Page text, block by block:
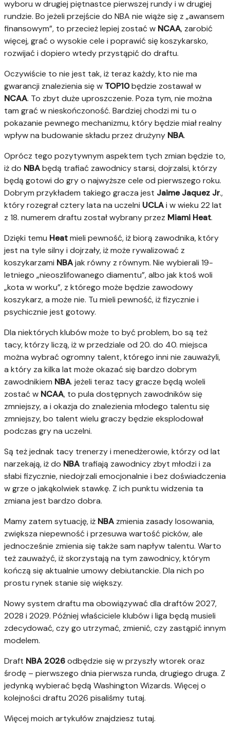
wyboru w drugiej piętnastce pierwszej rundy i w drugiej
rundzie. Bo jeżeli przejście do NBA nie wiąże się z „awansem
finansowym”, to przecież lepiej zostać w NCAA, zarobić
więcej, grać o wysokie cele i poprawić się koszykarsko,
rozwijać i dopiero wtedy przystąpić do draftu.
Oczywiście to nie jest tak, iż teraz każdy, kto nie ma
gwarancji znalezienia się w TOP10będzie zostawał w
NCAA. To zbyt duże uproszczenie. Poza tym, nie można
tam grać w nieskończoność. Bardziej chodzi mi tu o
pokazanie pewnego mechanizmu, który będzie miał realny
wpływ na budowanie składu przez drużyny NBA.
Oprócz tego pozytywnym aspektem tych zmian będzie to,
iż do NBAbędą trafiać zawodnicy starsi, dojrzalsi, którzy
będą gotowi do gry o najwyższe cele od pierwszego roku.
Dobrym przykładem takiego gracza jest Jaime Jaquez Jr.,
który rozegrał cztery lata na uczelni UCLAi w wieku 22 lat
z 18. numerem draftu został wybrany przez Miami Heat.
Dzięki temu Heatmieli pewność, iż biorą zawodnika, który
jest na tyle silny i dojrzały, iż może rywalizować z
koszykarzami NBAjak równy z równym. Nie wybierali 19-
letniego „nieoszlifowanego diamentu”, albo jak ktoś woli
„kota w worku”, z którego może będzie zawodowy
koszykarz, a może nie. Tu mieli pewność, iż fizycznie i
psychicznie jest gotowy.
Dla niektórych klubów może to być problem, bo są też
tacy, którzy liczą, iż w przedziale od 20. do 40. miejsca
można wybrać ogromny talent, którego inni nie zauważyli,
a który za kilka lat może okazać się bardzo dobrym
zawodnikiem NBA. jeżeli teraz tacy gracze będą woleli
zostać w NCAA, to pula dostępnych zawodników się
zmniejszy, a i okazja do znalezienia młodego talentu się
zmniejszy, bo talent wielu graczy będzie eksplodował
podczas gry na uczelni.
Są też jednak tacy trenerzy i menedżerowie, którzy od lat
narzekają, iż do NBA trafiają zawodnicy zbyt młodzi i za
słabi fizycznie, niedojrzali emocjonalnie i bez doświadczenia
w grze o jakąkolwiek stawkę. Z ich punktu widzenia ta
zmiana jest bardzo dobra.
Mamy zatem sytuację, iż NBA zmienia zasady losowania,
zwiększa niepewność i przesuwa wartość picków, ale
jednocześnie zmienia się także sam napływ talentu. Warto
też zauważyć, iż skorzystają na tym zawodnicy, którym
kończą się aktualnie umowy debiutanckie. Dla nich po
prostu rynek stanie się większy.
Nowy system draftu ma obowiązywać dla draftów 2027,
2028 i 2029. Później właściciele klubów i liga będą musieli
zdecydować, czy go utrzymać, zmienić, czy zastąpić innym
modelem.
Draft NBA 2026odbędzie się w przyszły wtorek oraz
środę – pierwszego dnia pierwsza runda, drugiego druga. Z
jedynką wybierać będą Washington Wizards. Więcej o
kolejności draftu 2026 pisaliśmy tutaj.
Więcej moich artykułów znajdziesz tutaj.